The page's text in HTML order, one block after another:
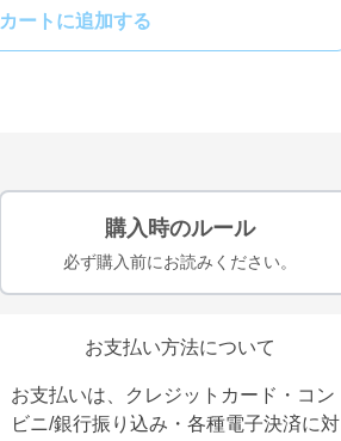
カートに追加する
購入時のルール
必ず購入前にお読みください。
お支払い方法について
お支払いは、クレジットカード・コン
ビニ/銀行振り込み・各種電子決済に対